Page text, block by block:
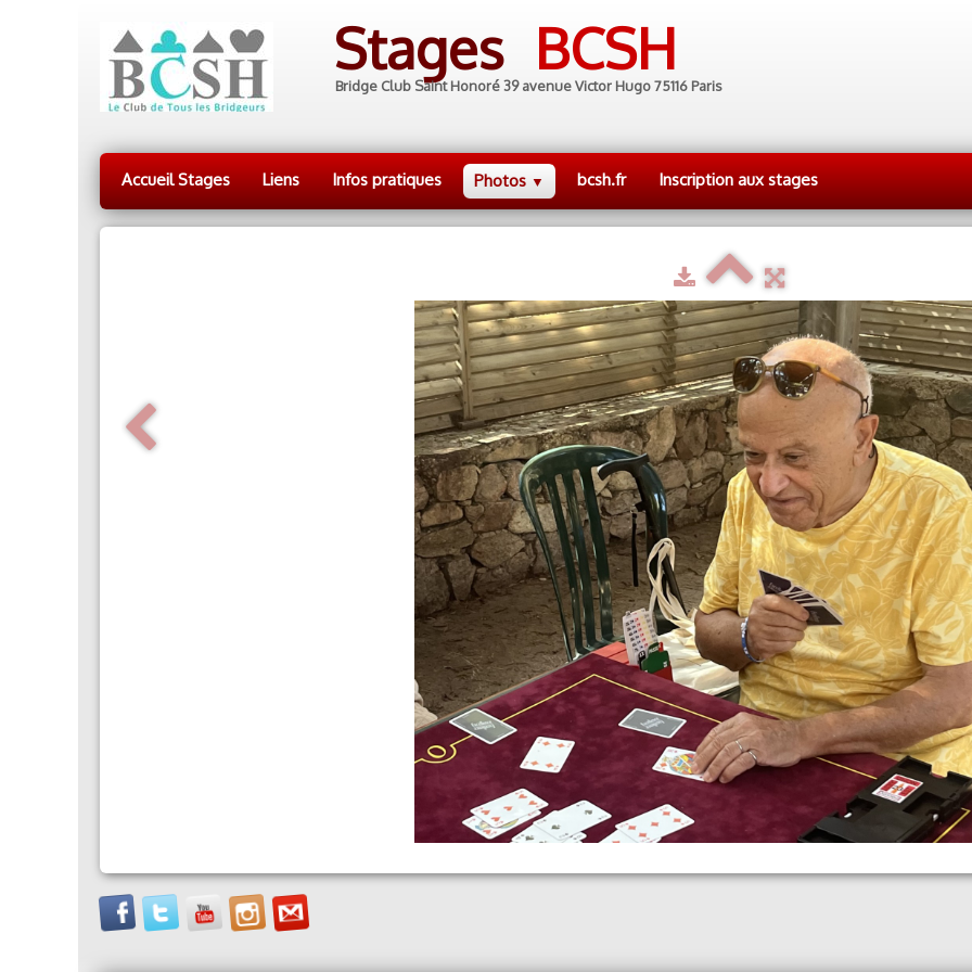
Stages BCSH
Bridge Club Saint Honoré 39 avenue Victor Hugo 75116 Paris
Accueil Stages Liens Infos pratiques Photos ▼ bcsh.fr Inscription aux stages